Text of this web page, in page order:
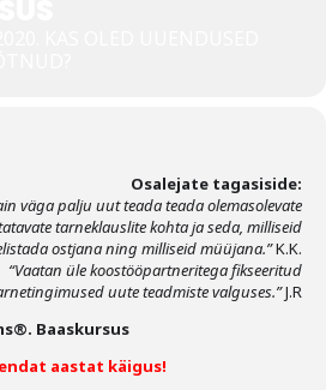
Osalejate tagasiside:
väga palju uut teada teada olemasolevate
tarneklauslite kohta ja seda, milliseid
ostjana ning milliseid müüjana.”K.K.
“Vaatan üle koostööpartneritega fikseeritud
uute teadmiste valguses.”J.R
Baaskursus
aastat käigus!